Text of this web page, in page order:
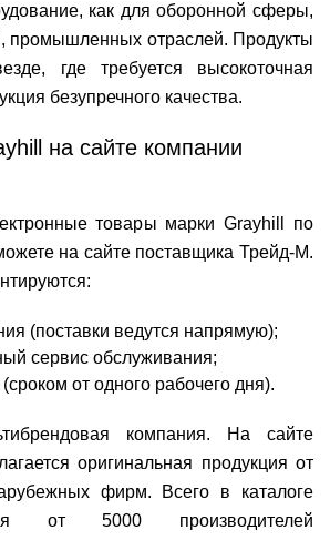
как для оборонной сферы,
промышленных отраслей. Продукты
где требуется высокоточная
безупречного качества.
на сайте компании
товары марки Grayhill по
на сайте поставщика Трейд-М.
(поставки ведутся напрямую);
сервис обслуживания;
от одного рабочего дня).
компания. На сайте
оригинальная продукция от
фирм. Всего в каталоге
от 5000 производителей